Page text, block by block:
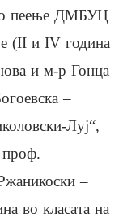
пеење ДМБУЦ
(II и IV година
и м-р Гонца
–
Луј“,
проф.
–
во класата на